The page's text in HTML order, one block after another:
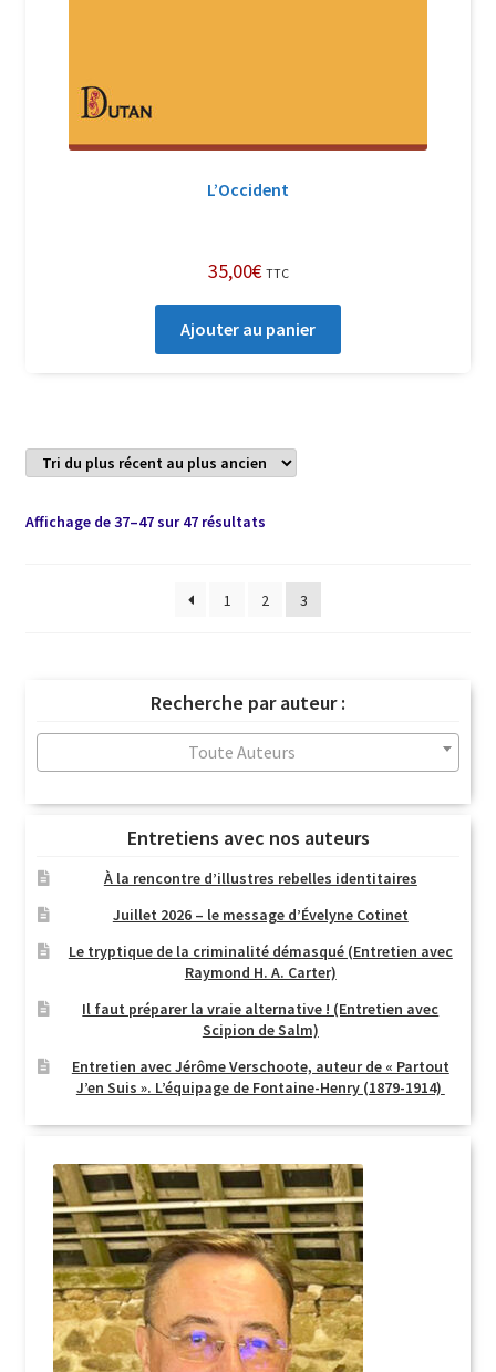
L’Occident
35,00€ TTC
Ajouter au panier
Affichage de 37–47 sur 47 résultatsTrié
récent
1 2 3
Recherche par auteur :
Toute Auteurs
Entretiens avec nos auteurs
À la rencontre d’illustres rebelles identitaires
Juillet 2026 – le message d’Évelyne Cotinet
Le tryptique de la criminalité démasqué (Entretien avec
Raymond H. A. Carter)
Il faut préparer la vraie alternative ! (Entretien avec
Scipion de Salm)
Entretien avec Jérôme Verschoote, auteur de « Partout
J’en Suis ». L’équipage de Fontaine-Henry (1879-1914)